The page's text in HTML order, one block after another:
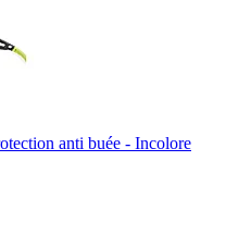
anti buée - Incolore